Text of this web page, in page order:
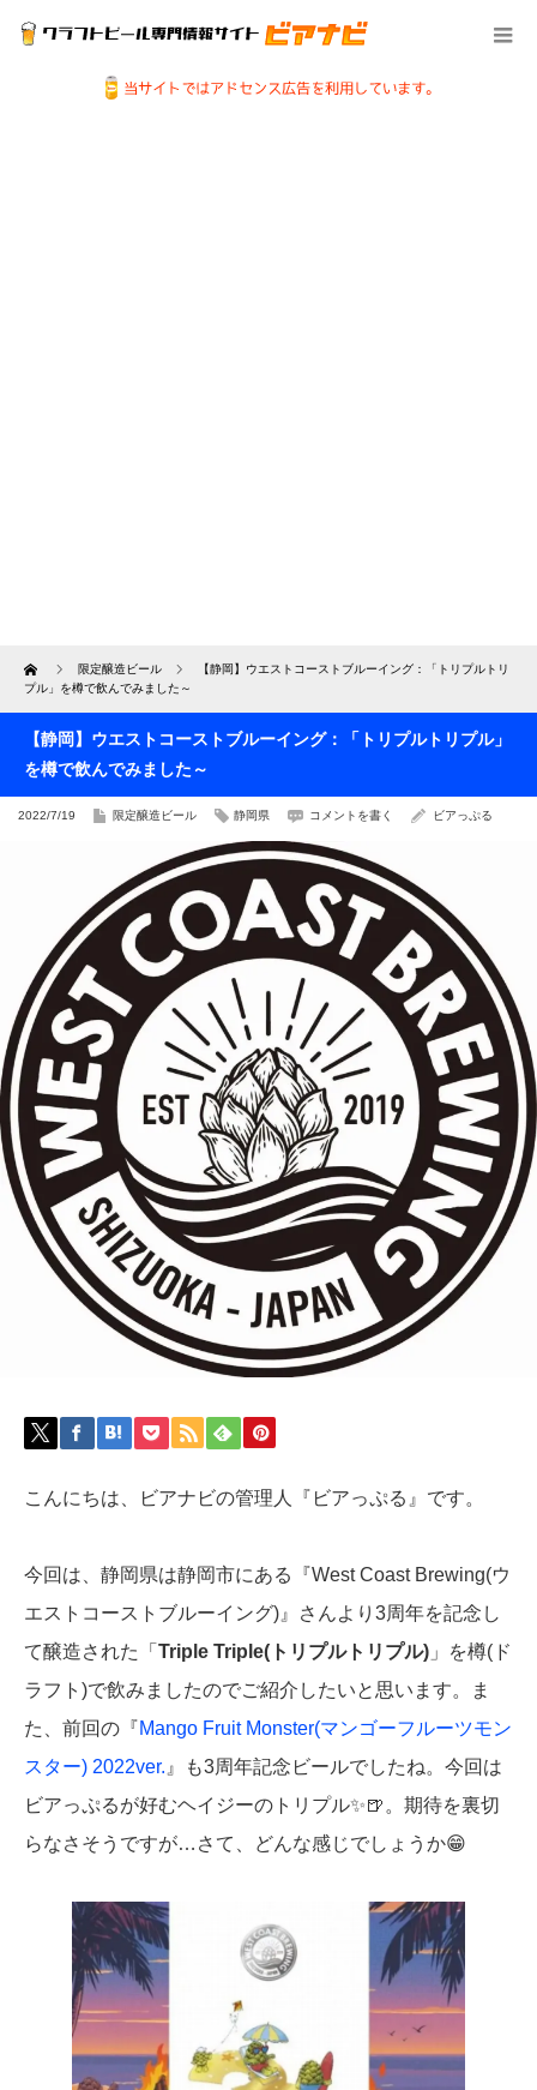
Home 限定醸造ビール
【静岡】ウエストコーストブルーイング：「トリプルトリ
プル」を樽で飲んでみました～
【静岡】ウエストコーストブルーイング：「トリプルトリプル」
を樽で飲んでみました～
2022/7/19 限定醸造ビール 静岡県 コメントを書く ビアっぷる
こんにちは、ビアナビの管理人『ビアっぷる』です。
今回は、静岡県は静岡市にある『West Coast Brewing(ウ
エストコーストブルーイング)』さんより3周年を記念し
て醸造された「 Triple Triple(トリプルトリプル) 」を樽(ド
ラフト)で飲みましたのでご紹介したいと思います。ま
た、前回の『Mango Fruit Monster(マンゴーフルーツモン
スター) 2022ver. 』も3周年記念ビールでしたね。今回は
ビアっぷるが好むヘイジーのトリプル✨🍺。期待を裏切
らなさそうですが…さて、どんな感じでしょうか😁